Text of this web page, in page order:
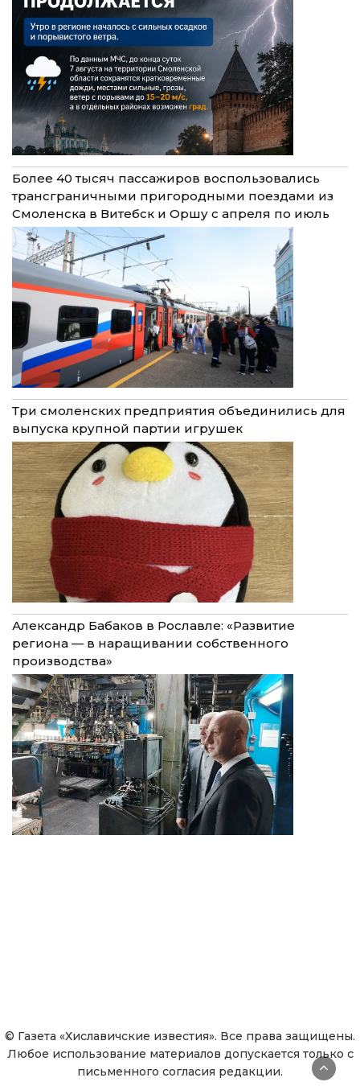
Более 40 тысяч пассажиров воспользовались
трансграничными пригородными поездами из
Смоленска в Витебск и Оршу с апреля по июль
Три смоленских предприятия объединились для
выпуска крупной партии игрушек
Александр Бабаков в Рославле: «Развитие
региона — в наращивании собственного
производства»
© Газета «Хиславичские известия». Все права защищены.
Любое использование материалов допускается только с
письменного согласия редакции.